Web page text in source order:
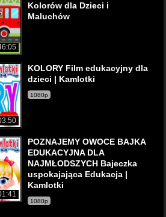
Kolorów dla Dzieci i
Maluchów
KOLORY Film edukacyjny dla
dzieci | Kamlotki
1080p
POZNAJEMY OWOCE BAJKA
EDUKACYJNA DLA
NAJMŁODSZYCH Bajeczka
uspokajająca Edukacja |
Kamlotki
1080p